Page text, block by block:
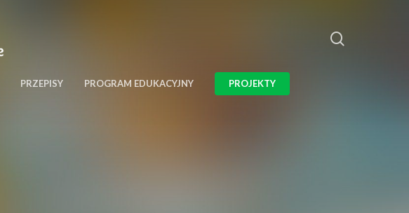
PRZEPISY PROGRAM EDUKACYJNY PROJEKTY